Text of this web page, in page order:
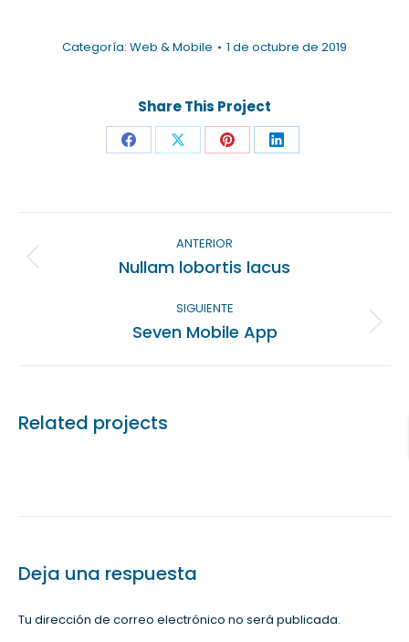
Categoría: Web & Mobile 1 de octubre de 2019
Share This Project
CompartirCompartirCompartirCompartir
entre
proyectos
ANTERIOR
Proyecto
Nullam lobortis lacus
SIGUIENTE
Proyecto
Seven Mobile App
Related projects
Deja una respuesta
Tu dirección de correo electrónico no será publicada.